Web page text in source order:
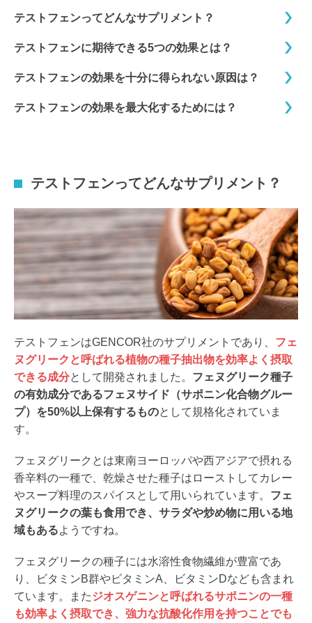
テストフェンってどんなサプリメント？
テストフェンに期待できる5つの効果とは？
テストフェンの効果を十分に得られない原因は？
テストフェンの効果を最大化するためには？
テストフェンってどんなサプリメント？
テストフェンはGENCOR社のサプリメントであり、 フェ
ヌグリークと呼ばれる植物の種子抽出物を効率よく摂取
できる成分として開発されました。 フェヌグリーク種子
の有効成分であるフェヌサイド（サポニン化合物グルー
プ）を50%以上保有するものとして規格化されていま
す。
フェヌグリークとは東南ヨーロッパや西アジアで摂れる
香辛料の一種で、乾燥させた種子はローストしてカレー
やスープ料理のスパイスとして用いられています。 フェ
ヌグリークの葉も食用でき、サラダや炒め物に用いる地
域もあるようですね。
フェヌグリークの種子には水溶性食物繊維が豊富であ
り、ビタミンB群やビタミンA、ビタミンDなども含まれ
ています。またジオスゲニンと呼ばれるサポニンの一種
も効率よく摂取でき、強力な抗酸化作用を持つことでも